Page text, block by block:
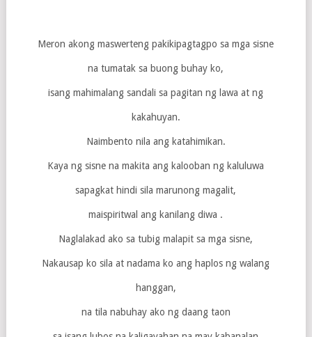
Meron akong maswerteng pakikipagtagpo sa mga sisne
na tumatak sa buong buhay ko,
isang mahimalang sandali sa pagitan ng lawa at ng
kakahuyan.
Naimbento nila ang katahimikan.
Kaya ng sisne na makita ang kalooban ng kaluluwa
sapagkat hindi sila marunong magalit,
maispiritwal ang kanilang diwa .
Naglalakad ako sa tubig malapit sa mga sisne,
Nakausap ko sila at nadama ko ang haplos ng walang
hanggan,
na tila nabuhay ako ng daang taon